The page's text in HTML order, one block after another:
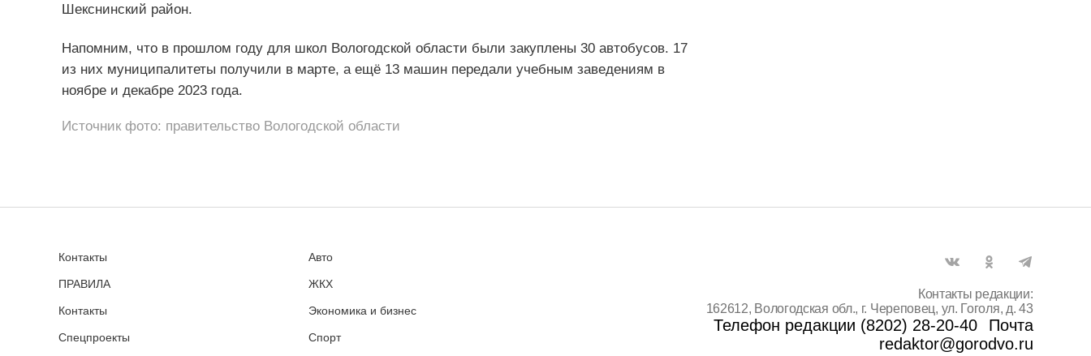
Шекснинский район.
Напомним, что в прошлом году для школ Вологодской области были закуплены 30 автобусов. 17
из них муниципалитеты получили в марте, а ещё 13 машин передали учебным заведениям в
ноябре и декабре 2023 года.
Источник фото: правительство Вологодской области
Контакты
ПРАВИЛА
Контакты
Спецпроекты
Авто
ЖКХ
Экономика и бизнес
Спорт
Контакты редакции:
162612, Вологодская обл., г. Череповец, ул. Гоголя, д. 43
Телефон редакции (8202) 28-20-40
Почта
redaktor@gorodvo.ru